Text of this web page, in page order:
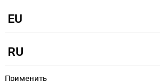
EU
RU
Применить